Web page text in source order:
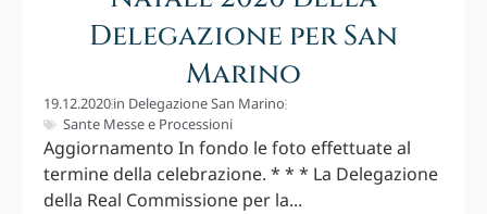
Delegazione per San
Marino
19.12.2020in Delegazione San Marino
Sante Messe e Processioni
Aggiornamento In fondo le foto effettuate al
termine della celebrazione. * * * La Delegazione
della Real Commissione per la...